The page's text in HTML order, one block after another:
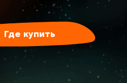
Где купить